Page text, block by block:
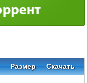
Размер Скачать